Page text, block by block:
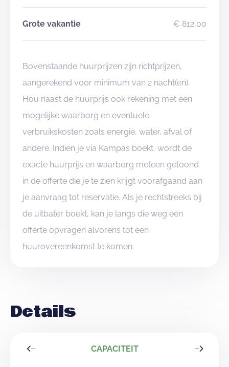
Grote vakantie € 812,00
Bovenstaande huurprijzen zijn richtprijzen,
aangerekend voor minimum van 2 nacht(en).
Hou naast de huurprijs ook rekening met een
mogelijke waarborg en eventuele
verbruikskosten zoals energie, water, afval of
andere. Indien je via Kampas boekt, wordt de
exacte huurprijs en waarborg meteen getoond
in de offerte die je te zien krijgt voorafgaand aan
je aanvraag tot reservatie. Als je rechtstreeks bij
de uitbater boekt, kan je langs die weg een
offerte opvragen alvorens tot een
huurovereenkomst te komen.
Details
CAPACITEIT